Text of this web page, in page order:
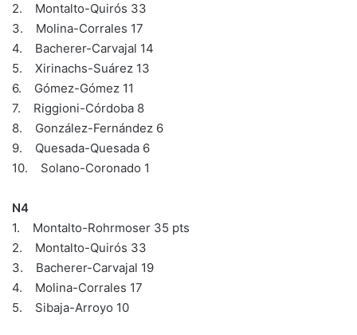
2. Montalto-Quirós 33
3. Molina-Corrales 17
4. Bacherer-Carvajal 14
5. Xirinachs-Suárez 13
6. Gómez-Gómez 11
7. Riggioni-Córdoba 8
8. González-Fernández 6
9. Quesada-Quesada 6
10. Solano-Coronado 1
N4
1. Montalto-Rohrmoser 35 pts
2. Montalto-Quirós 33
3. Bacherer-Carvajal 19
4. Molina-Corrales 17
5. Sibaja-Arroyo 10